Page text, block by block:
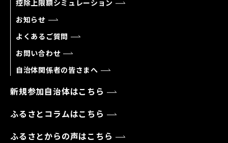
控除上限額シミュレーション
お知らせ
よくあるご質問
お問い合わせ
自治体関係者の皆さまへ
新規参加自治体はこちら
ふるさとコラムはこちら
ふるさとからの声はこちら